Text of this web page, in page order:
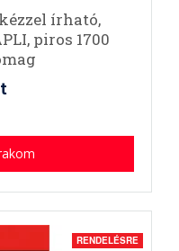
írható,
piros 1700
RENDELÉSRE